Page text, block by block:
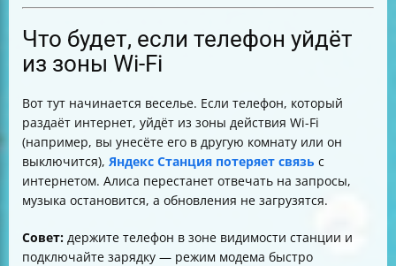
Что будет, если телефон уйдёт
из зоны Wi-Fi
Вот тут начинается веселье. Если телефон, который
раздаёт интернет, уйдёт из зоны действия Wi-Fi
(например, вы унесёте его в другую комнату или он
выключится), Яндекс Станция потеряет связь с
интернетом. Алиса перестанет отвечать на запросы,
музыка остановится, а обновления не загрузятся.
Совет: держите телефон в зоне видимости станции и
подключайте зарядку — режим модема быстро